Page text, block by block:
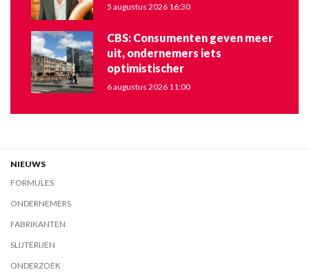
5 augustus 2026 16:30
CBS: Consumenten geven meer
uit, ondernemers iets
optimistischer
6 augustus 2026 11:00
NIEUWS
FORMULES
ONDERNEMERS
FABRIKANTEN
SLIJTERIJEN
ONDERZOEK